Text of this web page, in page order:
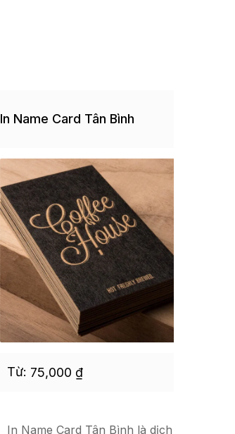
In Name Card Tân Bình
Từ: 75,000 ₫
In Name Card Tân Bình là dịch